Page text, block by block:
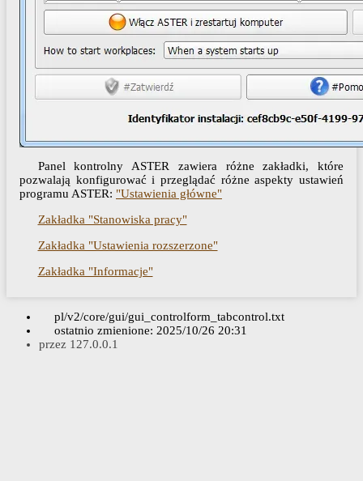
Panel kontrolny ASTER zawiera różne zakładki, które
pozwalają konfigurować i przeglądać różne aspekty ustawień
programu ASTER: "Ustawienia główne"
Zakładka "Stanowiska pracy"
Zakładka "Ustawienia rozszerzone"
Zakładka "Informacje"
pl/v2/core/gui/gui_controlform_tabcontrol.txt
ostatnio zmienione: 2025/10/26 20:31
przez 127.0.0.1